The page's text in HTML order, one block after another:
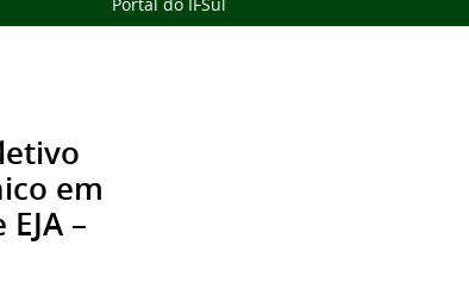
em
–